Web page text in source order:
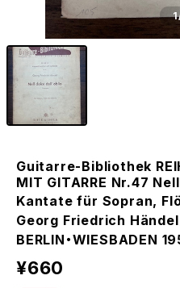
1
Guitarre-Bibliothek
MIT GITARRE Nr.47
Kantate für Sopran,
Georg Friedrich Händel
BERLIN・WIESBADEN
¥660